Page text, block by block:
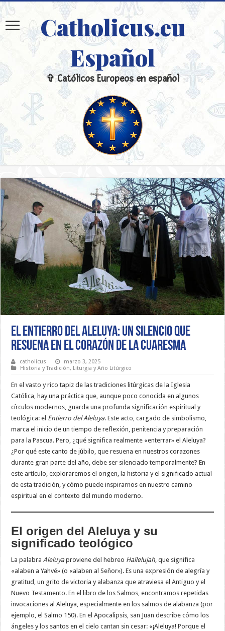
Catholicus.eu
Español
✞ Católicos Europeos en español
El entierro del Aleluya: Un silencio que
resuena en el corazón de la Cuaresma
catholicus
marzo 3, 2025
Historia y Tradición, Liturgia y Año Litúrgico
En el vasto y rico tapiz de las tradiciones litúrgicas de la Iglesia
Católica, hay una práctica que, aunque poco conocida en algunos
círculos modernos, guarda una profunda significación espiritual y
teológica: el Entierro del Aleluya. Este acto, cargado de simbolismo,
marca el inicio de un tiempo de reflexión, penitencia y preparación
para la Pascua. Pero, ¿qué significa realmente «enterrar» el Aleluya?
¿Por qué este canto de júbilo, que resuena en nuestros corazones
durante gran parte del año, debe ser silenciado temporalmente? En
este artículo, exploraremos el origen, la historia y el significado actual
de esta tradición, y cómo puede inspirarnos en nuestro camino
espiritual en el contexto del mundo moderno.
El origen del Aleluya y su
significado teológico
La palabraAleluyaproviene del hebreo Hallelujah, que significa
«alaben a Yahvé» (o «alaben al Señor»). Es una expresión de alegría y
gratitud, un grito de victoria y alabanza que atraviesa el Antiguo y el
Nuevo Testamento. En el libro de los Salmos, encontramos repetidas
invocaciones al Aleluya, especialmente en los salmos de alabanza (por
ejemplo, el Salmo 150). En el Apocalipsis, san Juan describe cómo los
ángeles y los santos en el cielo cantan sin cesar: «¡Aleluya! Porque el